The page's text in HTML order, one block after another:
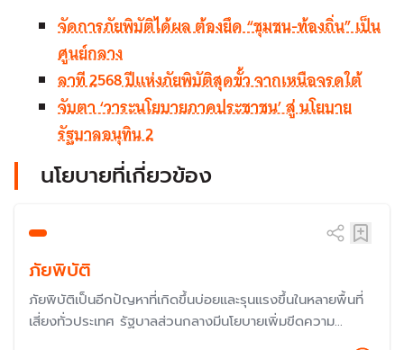
จัดการภัยพิบัติได้ผล ต้องยึด “ชุมชน-ท้องถิ่น” เป็น
ศูนย์กลาง
ลาที 2568 ปีแห่งภัยพิบัติสุดขั้ว จากเหนือจรดใต้
จับตา ‘วาระนโยบายภาคประชาชน’ สู่ นโยบาย
รัฐบาลอนุทิน 2
นโยบายที่เกี่ยวข้อง
ภัยพิบัติ
ภัยพิบัติเป็นอีกปัญหาที่เกิดขึ้นบ่อยและรุนแรงขึ้นในหลายพื้นที่
เสี่ยงทั่วประเทศ รัฐบาลส่วนกลางมีนโยบายเพิ่มขีดความ